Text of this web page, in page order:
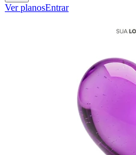
Ver planosEntrar